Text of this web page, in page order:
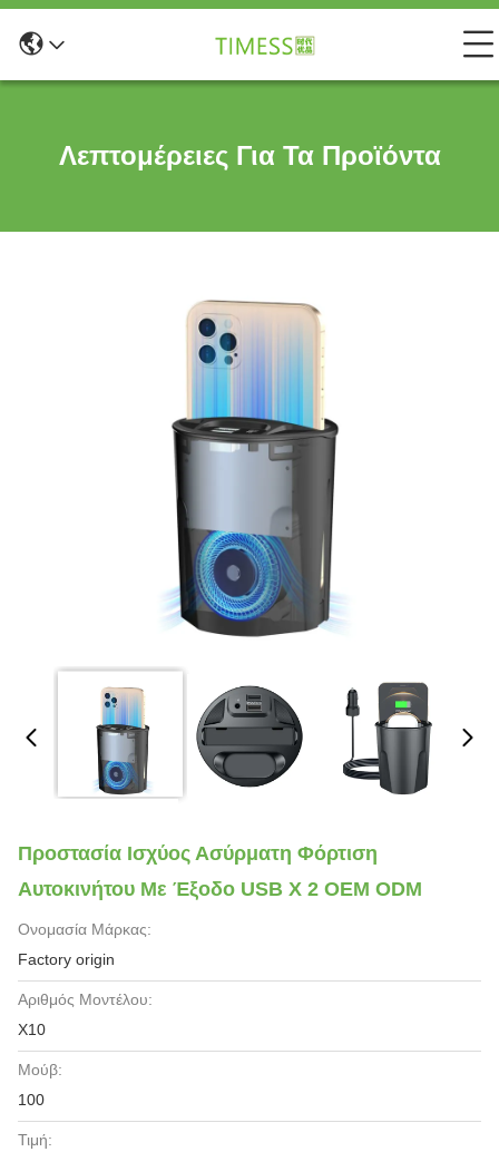
Λεπτομέρειες Για Τα Προϊόντα
Προστασία Ισχύος Ασύρματη Φόρτιση
Αυτοκινήτου Με Έξοδο USB X 2 OEM ODM
Ονομασία Μάρκας:
Factory origin
Αριθμός Μοντέλου:
X10
Μούβ:
100
Τιμή: